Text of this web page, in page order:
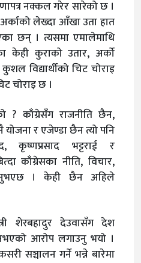
नक्कल गरेर सारेको छ ।
अर्काको लेख्दा आँखा उता हात
छन् । त्यसमा एमालेमाथि
केही कुराको उतार, अर्को
विद्यार्थीको चिट चोराइ
चोराइ छ ।
? काँग्रेसँग राजनीति छैन,
र एजेण्डा छैन त्यो पनि
कृष्णप्रसाद भट्टराई र
काँग्रेसका नीति, विचार,
। केही छैन अहिले
शेरबहादुर देउवासँग देश
आरोप लगाउनु भयो ।
सञ्चालन गर्ने भन्ने बारेमा